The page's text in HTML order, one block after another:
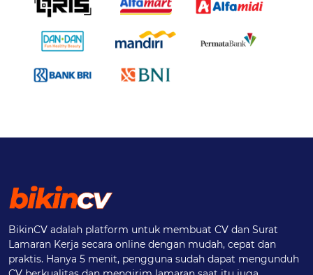
BikinCV adalah platform untuk membuat CV dan Surat
Lamaran Kerja secara online dengan mudah, cepat dan
praktis. Hanya 5 menit, pengguna sudah dapat mengunduh